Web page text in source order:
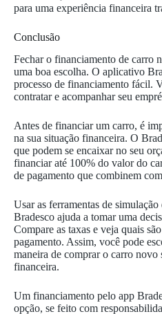
para uma experiência financeira
Conclusão
Fechar o financiamento de carro
uma boa escolha. O aplicativo
processo de financiamento fácil.
contratar e acompanhar seu
Antes de financiar um carro, é
na sua situação financeira. O
que podem se encaixar no seu
financiar até 100% do valor do
de pagamento que combinem
Usar as ferramentas de
Bradesco ajuda a tomar uma
Compare as taxas e veja quais
pagamento. Assim, você pode
maneira de comprar o carro novo
financeira.
Um financiamento pelo app
opção, se feito com